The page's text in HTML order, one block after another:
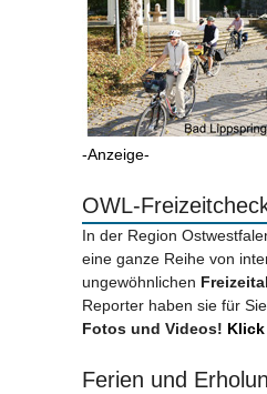
-Anzeige-
OWL-
In der Region
eine ganze Reihe von
ungewöhnlichen
Reporter haben sie für
Fotos und Videos!
Ferien und